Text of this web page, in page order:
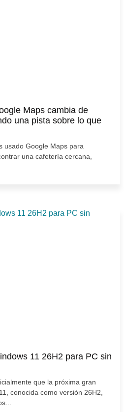
Maps cambia de
una pista sobre lo que
usado Google Maps para
una cafetería cercana,
11 26H2 para PC sin
que la próxima gran
conocida como versión 26H2,